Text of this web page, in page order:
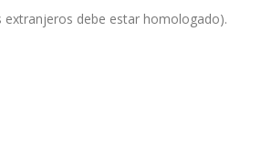
extranjeros debe estar homologado).